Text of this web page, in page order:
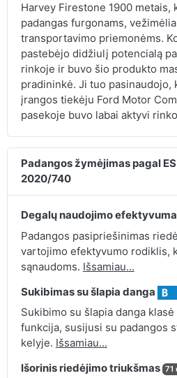
Harvey Firestone 1900 metais,
padangas furgonams,
transportavimo priemonėms.
pastebėjo didžiulį potencialą
rinkoje ir buvo šio produkto
pradininkė. Ji tuo pasinaudojo,
įrangos tiekėju Ford Motor
pasekoje buvo labai aktyvi
Padangos žymėjimas pagal
2020/740
Degalų naudojimo
Padangos pasipriešinimas
vartojimo efektyvumo rodiklis,
sąnaudoms. Išsamiau...
Sukibimas su šlapia danga
Sukibimo su šlapia danga
funkcija, susijusi su padangos
kelyje. Išsamiau...
Išorinis riedėjimo triukšmas 71